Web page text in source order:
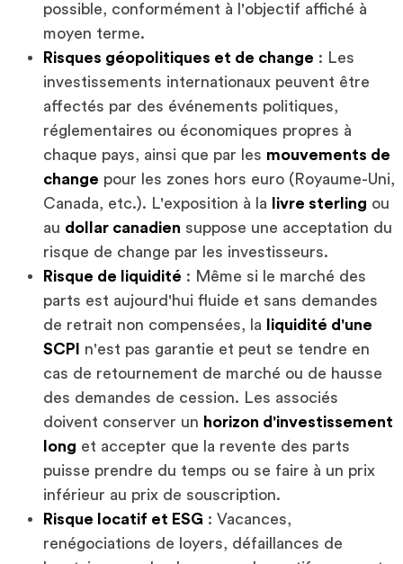
possible, conformément à l'objectif affiché à
moyen terme.
Risques géopolitiques et de change : Les
investissements internationaux peuvent être
affectés par des événements politiques,
réglementaires ou économiques propres à
chaque pays, ainsi que par les mouvements de
change pour les zones hors euro (Royaume-Uni,
Canada, etc.). L'exposition à la
livre sterling ou
au dollar canadien suppose une acceptation du
risque de change par les investisseurs.
Risque de liquidité : Même si le marché des
parts est aujourd'hui fluide et sans demandes
de retrait non compensées, la
liquidité d'une
SCPI
n'est pas garantie et peut se tendre en
cas de retournement de marché ou de hausse
des demandes de cession. Les associés
doivent conserver un horizon d'investissement
long et accepter que la revente des parts
puisse prendre du temps ou se faire à un prix
inférieur au prix de souscription.
Risque locatif et ESG : Vacances,
renégociations de loyers, défaillances de